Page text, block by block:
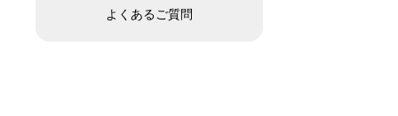
よくあるご質問